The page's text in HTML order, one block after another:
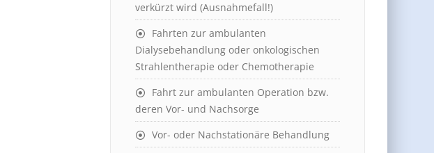
verkürzt wird (Ausnahmefall!)
Fahrten zur ambulanten
Dialysebehandlung oder onkologischen
Strahlentherapie oder Chemotherapie
Fahrt zur ambulanten Operation bzw.
deren Vor- und Nachsorge
Vor- oder Nachstationäre Behandlung